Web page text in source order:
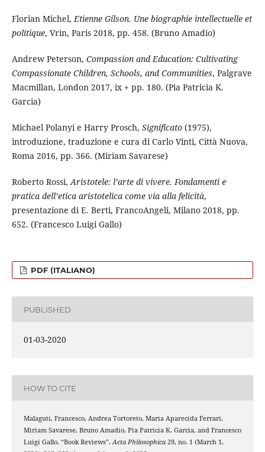
Florian Michel,Etienne Gilson. Une biographie intellectuelle et
politique, Vrin, Paris 2018, pp. 458. (Bruno Amadio)
Andrew Peterson, Compassion and Education: Cultivating
Compassionate Children, Schools, and Communities, Palgrave
Macmillan, London 2017, ix + pp. 180. (Pia Patricia K.
Garcia)
Michael Polanyi e Harry Prosch, Significato(1975),
introduzione, traduzione e cura di Carlo Vinti, Città Nuova,
Roma 2016, pp. 366. (Miriam Savarese)
Roberto Rossi,Aristotele: l’arte di vivere. Fondamenti e
pratica dell’etica aristotelica come via alla felicità,
presentazione di E. Berti, FrancoAngeli, Milano 2018, pp.
652. (Francesco Luigi Gallo)
PDF (ITALIANO)
PUBLISHED
01-03-2020
HOW TO CITE
Malaguti, Francesco, Andrea Tortoreto, Maria Aparecida Ferrari,
Miriam Savarese, Bruno Amadio, Pia Patricia K. Garcia, and Francesco
Luigi Gallo. “Book Reviews”.Acta Philosophica29, no. 1 (March 1,